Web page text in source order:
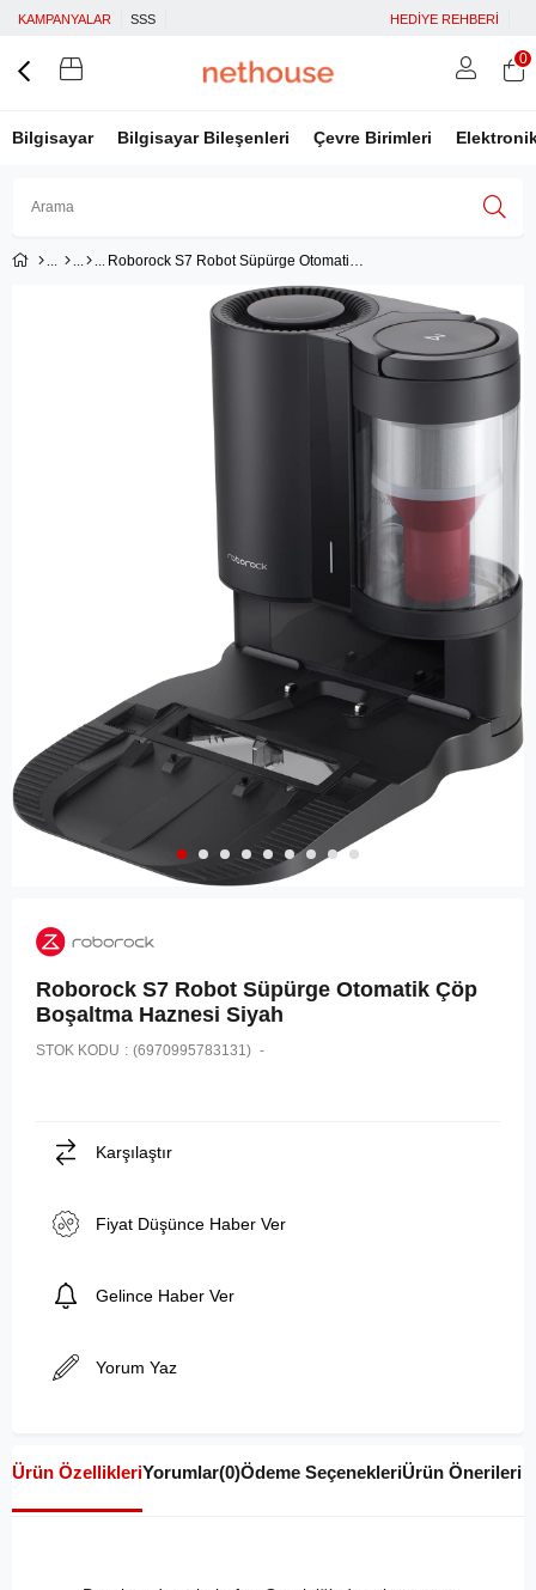
KAMPANYALAR SSS HEDİYE REHBERİ
Bilgisayar Bilgisayar Bileşenleri Çevre Birimleri
Facebook İle Bağlan
Google İle Bağlan
0
Roborock S7 Robot Süpürge Otomatik Çöp Boşaltma Haznesi Siyah
Roborock S7 Robot Süpürge Otomatik Çöp
Boşaltma Haznesi Siyah
STOK KODU (6970995783131)
Karşılaştır
Fiyat Düşünce Haber Ver
Gelince Haber Ver
Yorum Yaz
Ürün ÖzellikleriYorumlar(0)Ödeme SeçenekleriÜrün Önerileri